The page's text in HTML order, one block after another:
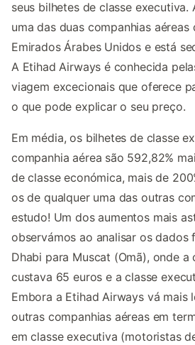
seus bilhetes de classe executiva.
uma das duas companhias
Emirados Árabes Unidos e está
A Etihad Airways é conhecida
viagem excecionais que oferece
o que pode explicar o seu preço.
Em média, os bilhetes de classe
companhia aérea são 592,82%
de classe económica, mais de
os de qualquer uma das outras
estudo! Um dos aumentos mais
observámos ao analisar os dados
Dhabi para Muscat (Omã), onde a
custava 65 euros e a classe
Embora a Etihad Airways vá mais
outras companhias aéreas em
em classe executiva (motoristas